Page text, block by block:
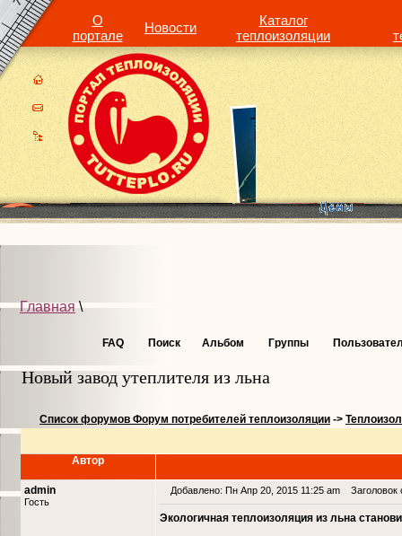
О
портале
Новости
Каталог
теплоизоляции
Главная\
FAQ Поиск Альбом Группы
Новый завод утеплителя из льна
Список форумов Форум потребителей теплоизоляции ->
Автор
admin
Гость
Добавлено: Пн Апр 20, 2015 11:25 am Заголовок
Экологичная теплоизоляция из льна